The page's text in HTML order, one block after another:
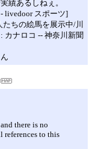
績あるしねぇ。
livedoor スポーツ]
ちの絵馬を展示中/川
カナロコ -- 神奈川新聞
there is no
references to this